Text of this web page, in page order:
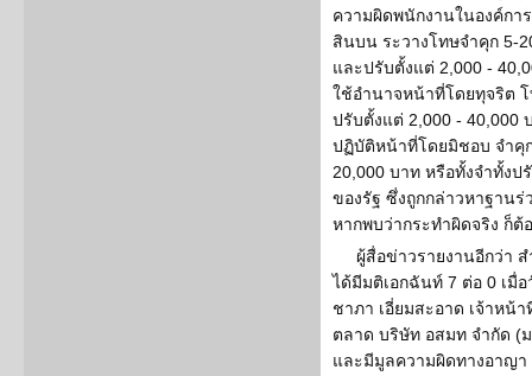
ความผิดพนักงานในองค์กา
สินบน ระวางโทษจำคุก 5-
และปรับตั้งแต่ 2,000 -
ใช้อำนาจหน้าที่โดยทุจริต
ปรับตั้งแต่ 2,000 - 40,000
ปฏิบัติหน้าที่โดยมิชอบ จำคุ
20,000 บาท หรือทั้งจำทั้ง
ของรัฐ ซึ่งถูกกล่าวหาฐาน
หากพบว่ากระทำผิดจริง ก็ต้
ผู้สื่อข่าวรายงานอีกว่า
ได้มีมติเอกฉันท์ 7 ต่อ 0 เมื่
ชาภา เอี่ยมสะอาด เจ้าหน้
ตลาด บริษัท อสมท จำกัด (
และมีมูลความผิดทางอาญ